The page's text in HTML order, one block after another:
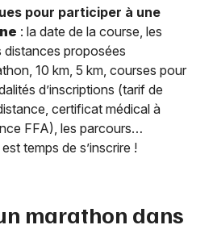
pour participer à une
: la date de la course, les
distances proposées
10 km, 5 km, courses pour
d’inscriptions (tarif de
certificat médical à
FFA), les parcours…
temps de s’inscrire !
marathon dans